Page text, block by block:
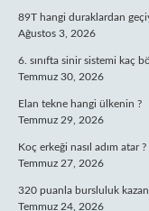
89T hangi duraklardan
Ağustos 3, 2026
6. sınıfta sinir sistemi kaç
Temmuz 30, 2026
Elan tekne hangi ülkenin ?
Temmuz 29, 2026
Koç erkeği nasıl adım atar ?
Temmuz 27, 2026
320 puanla bursluluk
Temmuz 24, 2026